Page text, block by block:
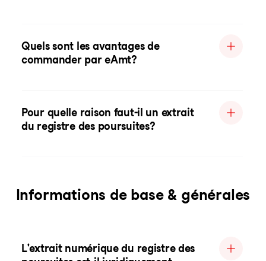
Quels sont les avantages de
commander par eAmt?
Pour quelle raison faut-il un extrait
du registre des poursuites?
Informations de base & générales
L'extrait numérique du registre des